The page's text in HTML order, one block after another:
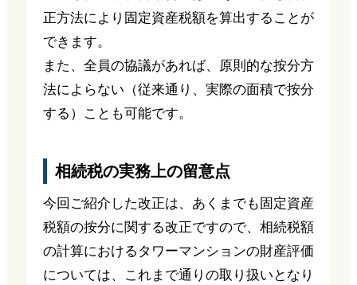
正方法により固定資産税額を算出することが
できます。
また、全員の協議があれば、原則的な按分方
法によらない（従来通り、実際の面積で按分
する）ことも可能です。
相続税の実務上の留意点
今回ご紹介した改正は、あくまでも固定資産
税額の按分に関する改正ですので、相続税額
の計算におけるタワーマンションの財産評価
については、これまで通りの取り扱いとなり